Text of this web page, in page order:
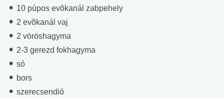
10 púpos evõkanál zabpehely
2 evõkanál vaj
2 vöröshagyma
2-3 gerezd fokhagyma
só
bors
szerecsendió